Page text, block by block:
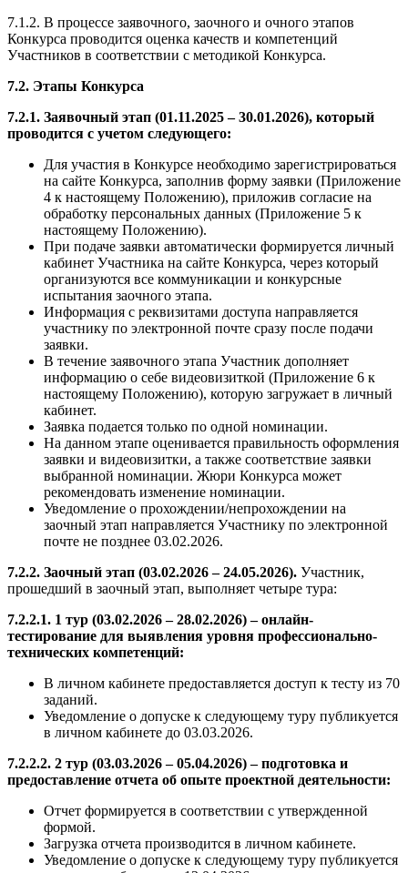
7.1.2. В процессе заявочного, заочного и очного этапов
Конкурса проводится оценка качеств и компетенций
Участников в соответствии с методикой Конкурса.
7.2. Этапы Конкурса
7.2.1. Заявочный этап (01.11.2025 – 30.01.2026), который
проводится с учетом следующего:
Для участия в Конкурсе необходимо зарегистрироваться
на сайте Конкурса, заполнив форму заявки (Приложение
4 к настоящему Положению), приложив согласие на
обработку персональных данных (Приложение 5 к
настоящему Положению).
При подаче заявки автоматически формируется личный
кабинет Участника на сайте Конкурса, через который
организуются все коммуникации и конкурсные
испытания заочного этапа.
Информация с реквизитами доступа направляется
участнику по электронной почте сразу после подачи
заявки.
В течение заявочного этапа Участник дополняет
информацию о себе видеовизиткой (Приложение 6 к
настоящему Положению), которую загружает в личный
кабинет.
Заявка подается только по одной номинации.
На данном этапе оценивается правильность оформления
заявки и видеовизитки, а также соответствие заявки
выбранной номинации. Жюри Конкурса может
рекомендовать изменение номинации.
Уведомление о прохождении/непрохождении на
заочный этап направляется Участнику по электронной
почте не позднее 03.02.2026.
7.2.2. Заочный этап (03.02.2026 – 24.05.2026). Участник,
прошедший в заочный этап, выполняет четыре тура:
7.2.2.1. 1 тур (03.02.2026 – 28.02.2026) – онлайн-
тестирование для выявления уровня профессионально-
технических компетенций:
В личном кабинете предоставляется доступ к тесту из 70
заданий.
Уведомление о допуске к следующему туру публикуется
в личном кабинете до 03.03.2026.
7.2.2.2. 2 тур (03.03.2026 – 05.04.2026) – подготовка и
предоставление отчета об опыте проектной деятельности:
Отчет формируется в соответствии с утвержденной
формой.
Загрузка отчета производится в личном кабинете.
Уведомление о допуске к следующему туру публикуется